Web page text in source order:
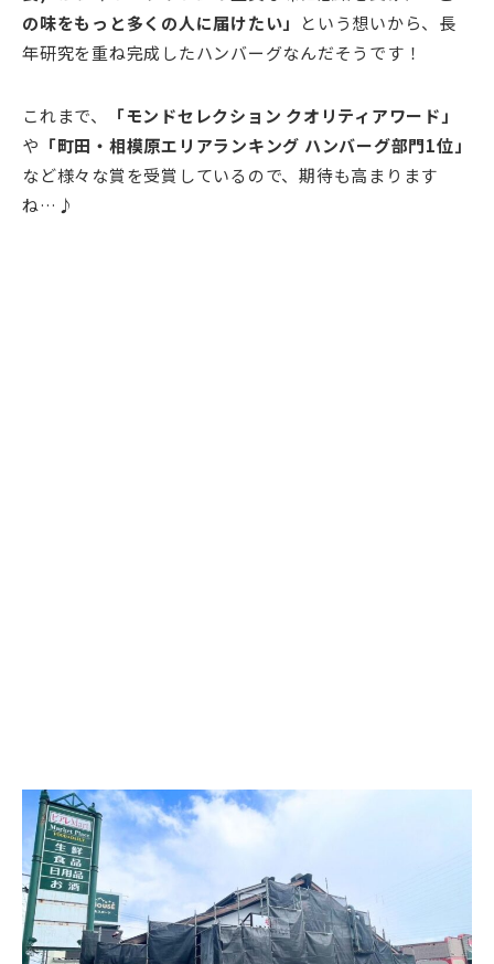
の味をもっと多くの人に届けたい」
という想いから、長
年研究を重ね完成したハンバーグなんだそうです！
これまで、
「モンドセレクション クオリティアワード」
や 「町田・相模原エリアランキング ハンバーグ部門1位」
など様々な賞を受賞しているので、期待も高まります
ね…♪